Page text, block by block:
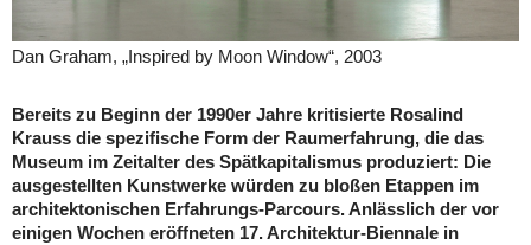
Dan Graham, „Inspired by Moon Window“, 2003
Bereits zu Beginn der 1990er Jahre kritisierte Rosalind
Krauss die spezifische Form der Raumerfahrung, die das
Museum im Zeitalter des Spätkapitalismus produziert: Die
ausgestellten Kunstwerke würden zu bloßen Etappen im
architektonischen Erfahrungs-Parcours. Anlässlich der vor
einigen Wochen eröffneten 17. Architektur-Biennale in